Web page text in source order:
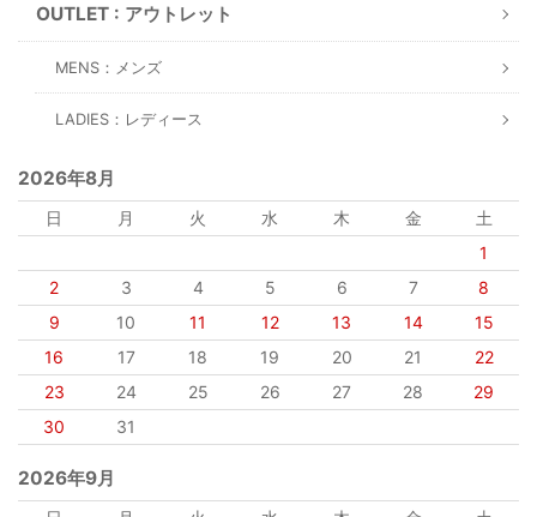
OUTLET : アウトレット
MENS：メンズ
LADIES：レディース
2026年8月
日 月 火 水 木 金
土
1
2
3 4 5 6 7
8
9
10 11 12 13 14
15
16
17 18 19 20 21
22
23
24 25 26 27 28
29
30
31
2026年9月